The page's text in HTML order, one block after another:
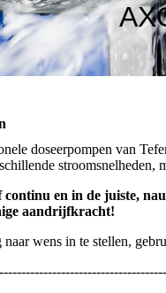
doseerpompen van
stroomsnelheden,
en in de juiste,
aandrijfkracht!
wens in te stellen,